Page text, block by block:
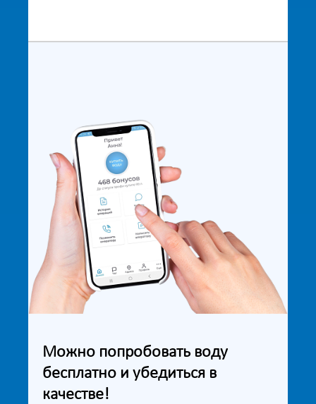
Можно попробовать воду
бесплатно и убедиться в
качестве!